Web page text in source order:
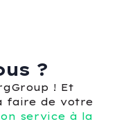
?
! Et
faire de votre
service à la